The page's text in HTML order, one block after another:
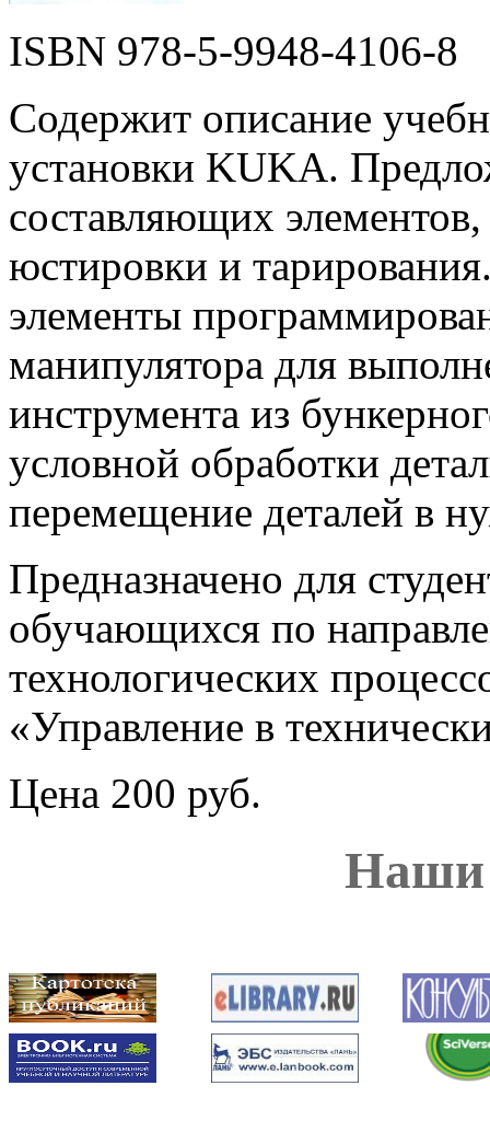
ISBN 978-5-9948-4106-8
Содержит описание
установки KUKA.
составляющих элементов,
юстировки и
элементы
манипулятора для
инструмента из
условной обработки
перемещение деталей в
Предназначено для
обучающихся по
технологических
«Управление в
Цена 200 руб.
Наши